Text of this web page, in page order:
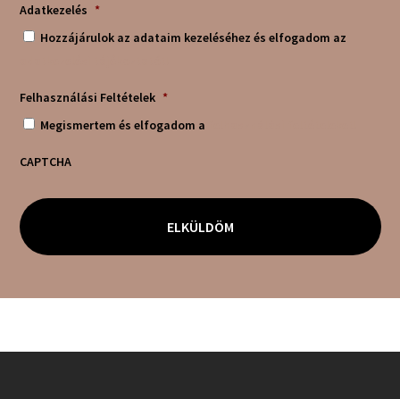
Adatkezelés *
Hozzájárulok az adataim kezeléséhez és elfogadom az
Felhasználási Feltételek *
Megismertem és elfogadom a
CAPTCHA